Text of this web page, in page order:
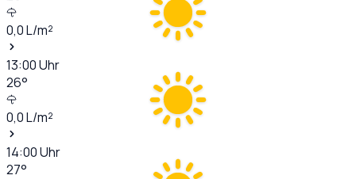
0,0L/m²
13:00Uhr
26°
0,0L/m²
14:00Uhr
27°